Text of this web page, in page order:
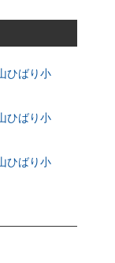
ひばり小
ひばり小
ひばり小